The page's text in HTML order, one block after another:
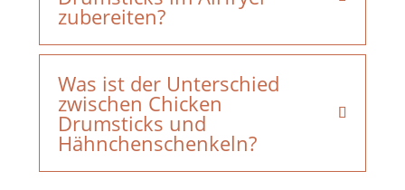
zubereiten?
Was ist der Unterschied
zwischen Chicken
Drumsticks und
Hähnchenschenkeln?